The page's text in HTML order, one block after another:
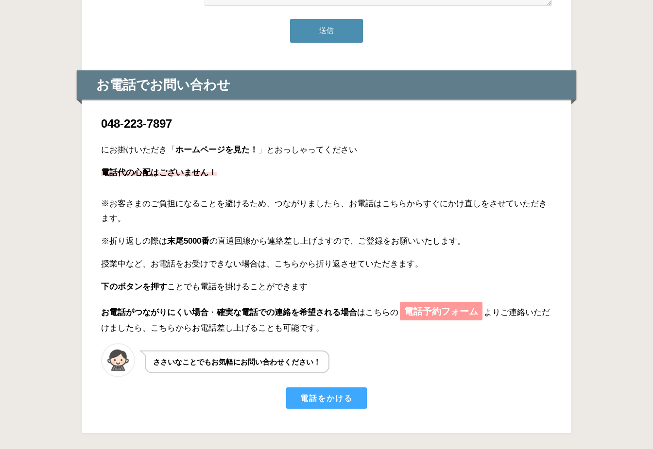
お電話でお問い合わせ
048-223-7897
にお掛けいただき「 ホームページを見た！ 」とおっしゃってください
電話代の心配はございません！
※お客さまのご負担になることを避けるため、つながりましたら、お電話はこちらからすぐにかけ直しをさせていただき
ます。
※折り返しの際は末尾5000番の直通回線から連絡差し上げますので、ご登録をお願いいたします。
授業中など、お電話をお受けできない場合は、こちらから折り返させていただきます。
下のボタンを押す ことでも電話を掛けることができます
お電話がつながりにくい場合 ・ 確実な電話での連絡を希望される場合はこちらの 電話予約フォーム
よりご連絡いただ
けましたら、こちらからお電話差し上げることも可能です。
ささいなことでもお気軽にお問い合わせください！
電話をかける